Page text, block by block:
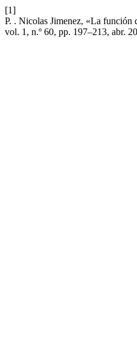
[1]
P. . Nicolas Jimenez, «La función
vol. 1, n.º 60, pp. 197–213, abr.